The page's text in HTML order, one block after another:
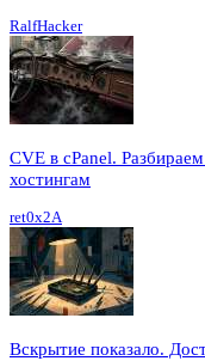
RalfHacker
CVE в cPanel.
хостингам
ret0x2A
Вскрытие показало.